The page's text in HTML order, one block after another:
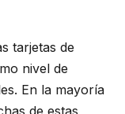
tarjetas de
nivel de
En la mayoría